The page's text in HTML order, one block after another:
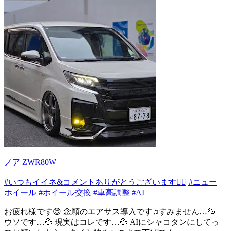
ノア ZWR80W
#いつもイイネ&コメントありがとうございます🙇‍♂️ #ニュー
ホイール #ホイール交換 #車高調整 #AI
お疲れ様です😊 念願のエアサス導入です♫すみません…💦
ウソです…💦 現実はコレです…💦 AIにシャコタンにしてっ